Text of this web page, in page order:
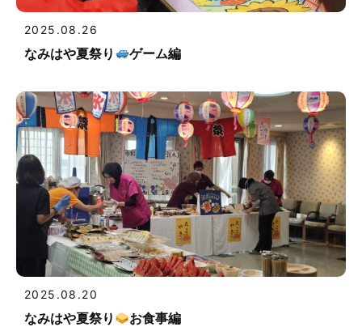
2025.08.26
なみはや夏祭り ゲーム編
2025.08.20
なみはや夏祭り お食事編